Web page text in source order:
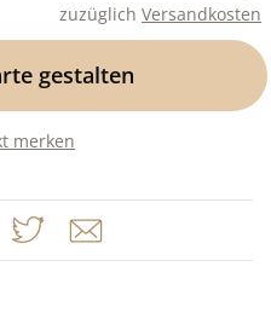
zuzüglich Versandkosten
gestalten
merken